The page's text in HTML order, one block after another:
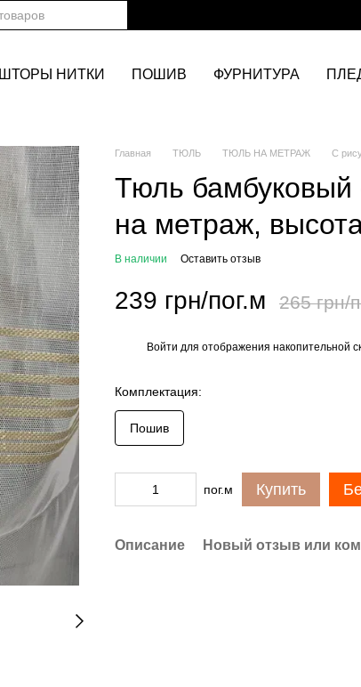
ШТОРЫ НИТКИ ПОШИВ ФУРНИТУРА
Главная ТЮЛЬ ТЮЛЬ НА МЕТРАЖ С
Тюль бамбуковый
на метраж,
В наличии Оставить отзыв
239 грн/пог.м 265 грн/
Войти для отображения накопительной
Комплектация:
Пошив
пог.м Купить
Описание Новый отзыв или